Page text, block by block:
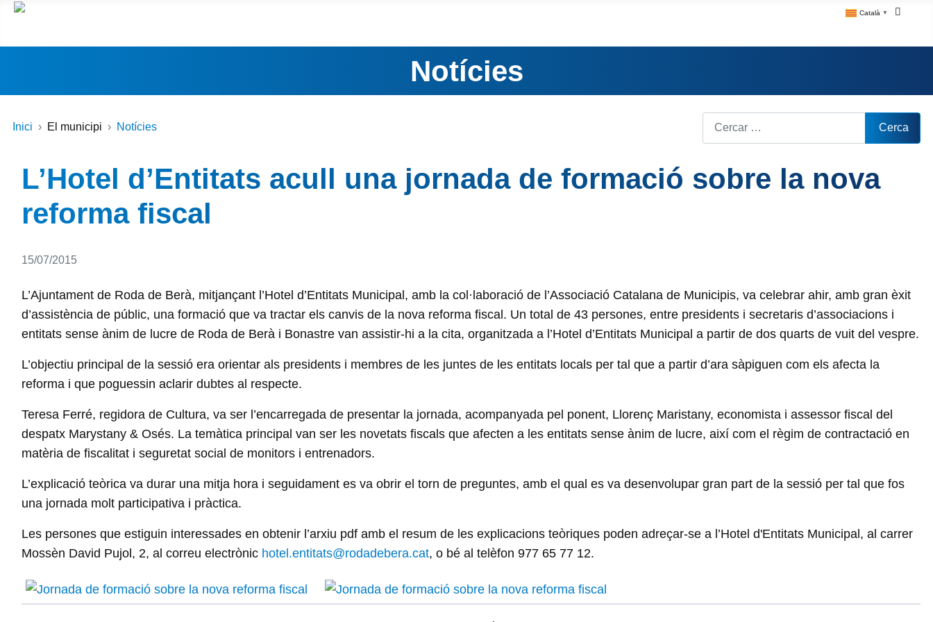
Català ▼
Notícies
Inici El municipi Notícies Cerca Cerca
L’Hotel d’Entitats acull una jornada de formació sobre la nova
reforma fiscal
Detalls
15/07/2015
L’Ajuntament de Roda de Berà, mitjançant l’Hotel d’Entitats Municipal, amb la col·laboració de l’Associació Catalana de Municipis, va celebrar ahir, amb gran èxit
d’assistència de públic, una formació que va tractar els canvis de la nova reforma fiscal. Un total de 43 persones, entre presidents i secretaris d’associacions i
entitats sense ànim de lucre de Roda de Berà i Bonastre van assistir-hi a la cita, organitzada a l’Hotel d’Entitats Municipal a partir de dos quarts de vuit del vespre.
L’objectiu principal de la sessió era orientar als presidents i membres de les juntes de les entitats locals per tal que a partir d’ara sàpiguen com els afecta la
reforma i que poguessin aclarir dubtes al respecte.
Teresa Ferré, regidora de Cultura, va ser l’encarregada de presentar la jornada, acompanyada pel ponent, Llorenç Maristany, economista i assessor fiscal del
despatx Marystany & Osés. La temàtica principal van ser les novetats fiscals que afecten a les entitats sense ànim de lucre, així com el règim de contractació en
matèria de fiscalitat i seguretat social de monitors i entrenadors.
L’explicació teòrica va durar una mitja hora i seguidament es va obrir el torn de preguntes, amb el qual es va desenvolupar gran part de la sessió per tal que fos
una jornada molt participativa i pràctica.
Les persones que estiguin interessades en obtenir l’arxiu pdf amb el resum de les explicacions teòriques poden adreçar-se a l’Hotel d'Entitats Municipal, al carrer
Mossèn David Pujol, 2, al correu electrònic hotel.entitats@rodadebera.cat, o bé al telèfon 977 65 77 12.